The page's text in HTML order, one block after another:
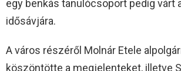
egy benkás tanulócsoport pedig várt
idősávjára.
A város részéről Molnár Etele
köszöntötte a megjelenteket, illetve